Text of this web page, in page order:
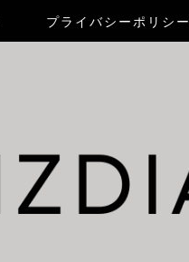
プライバシーポリシー